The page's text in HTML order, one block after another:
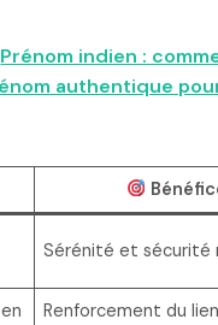
Prénom indien :
authentique
Sérénité et sécurité
Renforcement du